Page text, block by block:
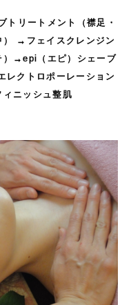
リートメント（襟足・
→フェイスクレンジン
）→epi（エピ）シェーブ
レクトロポーレーション
ニッシュ整肌